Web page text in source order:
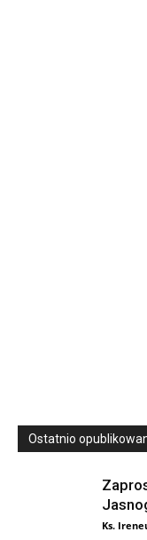
Ostatnio
Ks.